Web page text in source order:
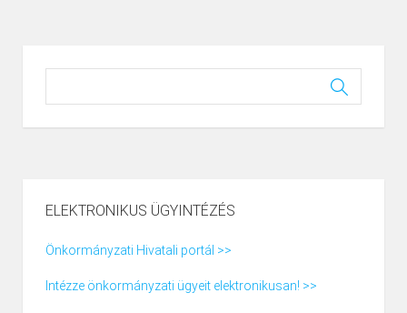
ELEKTRONIKUS ÜGYINTÉZÉS
Önkormányzati Hivatali portál >>
Intézze önkormányzati ügyeit elektronikusan! >>